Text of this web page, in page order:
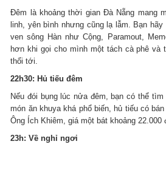
Đêm là khoảng thời gian Đà Nẵng mang
linh, yên bình nhưng cũng lạ lẫm. Bạn
ven sông Hàn như Cộng, Paramout,
hơn khi gọi cho mình một tách cà phê và
thổi tới.
22h30: Hủ tiếu đêm
Nếu đói bụng lúc nửa đêm, bạn có thể
món ăn khuya khá phổ biến, hủ tiếu có
Ông Ích Khiêm, giá một bát khoảng 22.000
23h: Về nghỉ ngơi